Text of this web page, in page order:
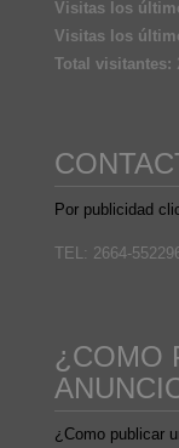
Visitas los
Visitas los
Total visitantes:
Por publicidad
TEL: 2664-
¿COMO
¿Como publicar